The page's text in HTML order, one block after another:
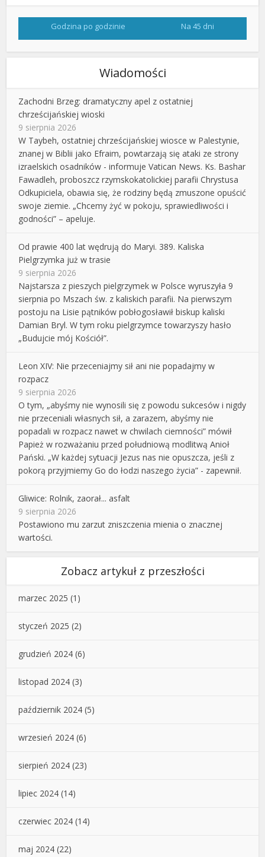
Godzina po godzinie Na 45 dni
Wiadomości
Zachodni Brzeg: dramatyczny apel z ostatniej
chrześcijańskiej wioski
9 sierpnia 2026
W Taybeh, ostatniej chrześcijańskiej wiosce w Palestynie,
znanej w Biblii jako Efraim, powtarzają się ataki ze strony
izraelskich osadników - informuje Vatican News. Ks. Bashar
Fawadleh, proboszcz rzymskokatolickiej parafii Chrystusa
Odkupiciela, obawia się, że rodziny będą zmuszone opuścić
swoje ziemie. „Chcemy żyć w pokoju, sprawiedliwości i
godności” – apeluje.
Od prawie 400 lat wędrują do Maryi. 389. Kaliska
Pielgrzymka już w trasie
9 sierpnia 2026
Najstarsza z pieszych pielgrzymek w Polsce wyruszyła 9
sierpnia po Mszach św. z kaliskich parafii. Na pierwszym
postoju na Lisie pątników pobłogosławił biskup kaliski
Damian Bryl. W tym roku pielgrzymce towarzyszy hasło
„Budujcie mój Kościół”.
Leon XIV: Nie przeceniajmy sił ani nie popadajmy w
rozpacz
9 sierpnia 2026
O tym, „abyśmy nie wynosili się z powodu sukcesów i nigdy
nie przeceniali własnych sił, a zarazem, abyśmy nie
popadali w rozpacz nawet w chwilach ciemności” mówił
Papież w rozważaniu przed południową modlitwą Anioł
Pański. „W każdej sytuacji Jezus nas nie opuszcza, jeśli z
pokorą przyjmiemy Go do łodzi naszego życia” - zapewnił.
Gliwice: Rolnik, zaorał... asfalt
9 sierpnia 2026
Postawiono mu zarzut zniszczenia mienia o znacznej
wartości.
Zobacz artykuł z przeszłości
marzec 2025 (1)
styczeń 2025 (2)
grudzień 2024 (6)
listopad 2024 (3)
październik 2024 (5)
wrzesień 2024 (6)
sierpień 2024 (23)
lipiec 2024 (14)
czerwiec 2024 (14)
maj 2024 (22)